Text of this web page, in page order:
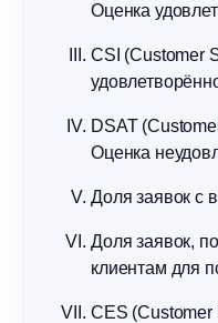
Оценка
CSI (Customer
DSAT
Оценка
Доля заявок с
Доля заявок,
клиентам для
CES